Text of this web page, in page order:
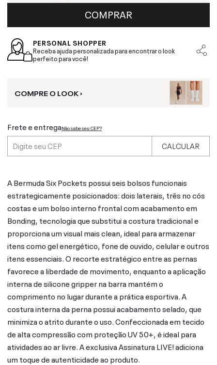
COMPRAR
PERSONAL SHOPPER
Receba ajuda personalizada para encontrar o look
perfeito para você!
COMPRE O LOOK ›
Frete e entregaNão sabe seu CEP?
CALCULAR
A Bermuda Six Pockets possui seis bolsos funcionais
estrategicamente posicionados: dois laterais, três no cós
costas e um bolso interno frontal com acabamento em
Bonding, tecnologia que substitui a costura tradicional e
proporciona um visual mais clean, ideal para armazenar
itens como gel energético, fone de ouvido, celular e outros
itens essenciais. O recorte estratégico entre as pernas
favorece a liberdade de movimento, enquanto a aplicação
interna de silicone gripper na barra mantém o
comprimento no lugar durante a prática esportiva. A
costura interna da perna possui acabamento selado, que
minimiza o atrito durante o uso. Confeccionada em tecido
de alta compressão com proteção UV 50+, é ideal para
atividades ao ar livre. A exclusiva Assinatura LIVE! adiciona
um toque de autenticidade ao produto.